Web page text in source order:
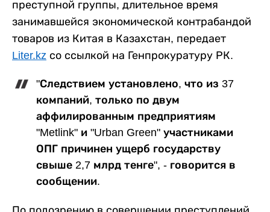
преступной группы, длительное время
занимавшейся экономической контрабандой
товаров из Китая в Казахстан, передает
Liter.kz со ссылкой на Генпрокуратуру РК.
"Следствием установлено, что из 37
компаний, только по двум
аффилированным предприятиям
"Metlink" и "Urban Green" участниками
ОПГ причинен ущерб государству
свыше 2,7 млрд тенге", - говорится в
сообщении.